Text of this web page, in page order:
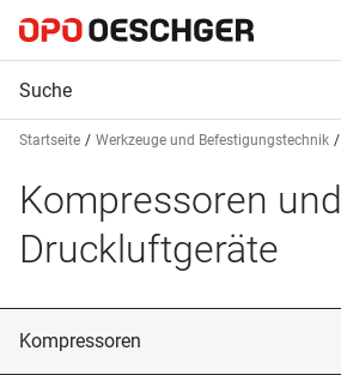
Startseite Werkzeuge und Befestigungstechnik
Kompressoren und
Druckluftgeräte
Kompressoren